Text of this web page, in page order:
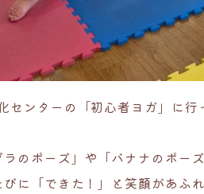
化センターの「初心者ヨガ」に
のポーズ」や「バナナのポー
に「できた！」と笑顔があふ